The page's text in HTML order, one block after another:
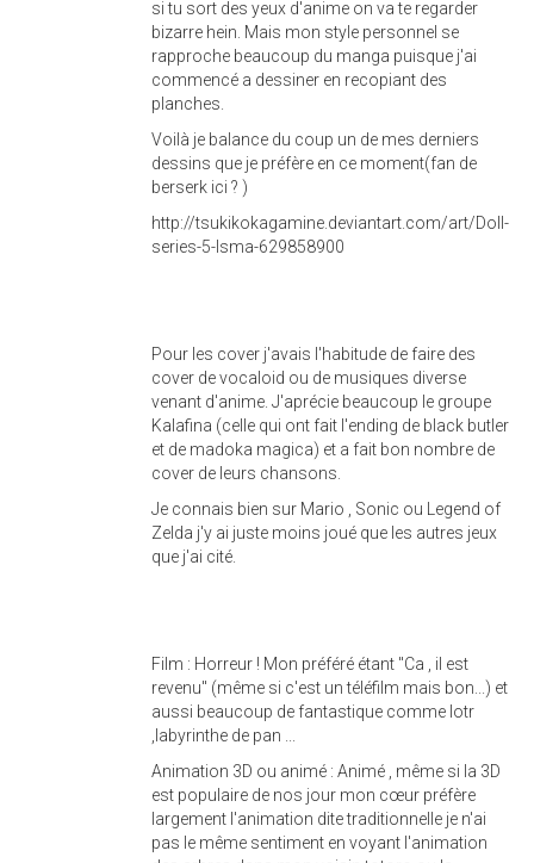
si tu sort des yeux d'anime on va te regarder
bizarre hein. Mais mon style personnel se
rapproche beaucoup du manga puisque j'ai
commencé a dessiner en recopiant des
planches.
Voilà je balance du coup un de mes derniers
dessins que je préfère en ce moment(fan de
berserk ici ? )
http://tsukikokagamine.deviantart.com/art/Doll-
series-5-Isma-629858900
Pour les cover j'avais l'habitude de faire des
cover de vocaloid ou de musiques diverse
venant d'anime. J'aprécie beaucoup le groupe
Kalafina (celle qui ont fait l'ending de black butler
et de madoka magica) et a fait bon nombre de
cover de leurs chansons.
Je connais bien sur Mario , Sonic ou Legend of
Zelda j'y ai juste moins joué que les autres jeux
que j'ai cité.
Film : Horreur ! Mon préféré étant "Ca , il est
revenu" (même si c'est un téléfilm mais bon...) et
aussi beaucoup de fantastique comme lotr
,labyrinthe de pan ...
Animation 3D ou animé : Animé , même si la 3D
est populaire de nos jour mon cœur préfère
largement l'animation dite traditionnelle je n'ai
pas le même sentiment en voyant l'animation